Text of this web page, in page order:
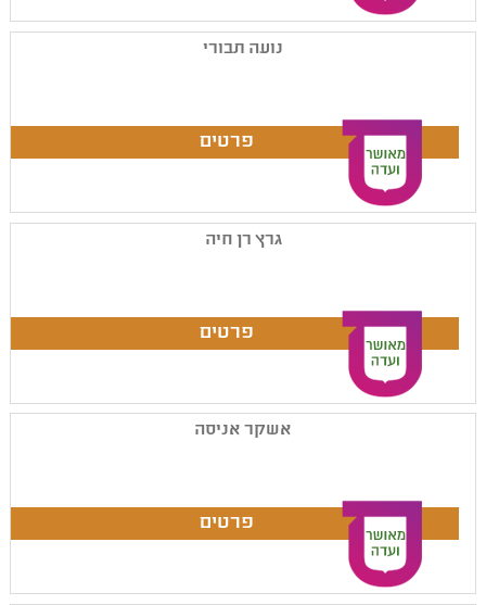
נועה תבורי
גרץ רן חיה
אשקר אניסה